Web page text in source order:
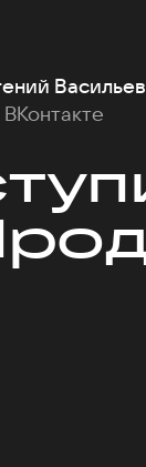
Васильев
ВКонтакте